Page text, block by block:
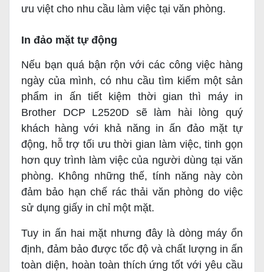
ưu việt cho nhu cầu làm việc tại văn phòng.
In đảo mặt tự động
Nếu bạn quá bận rộn với các công việc hàng
ngày của mình, có nhu cầu tìm kiếm một sản
phẩm in ấn tiết kiệm thời gian thì máy in
Brother DCP L2520D sẽ làm hài lòng quý
khách hàng với khả năng in ấn đảo mặt tự
động, hỗ trợ tối ưu thời gian làm việc, tinh gọn
hơn quy trình làm việc của người dùng tại văn
phòng. Không những thế, tính năng này còn
đảm bảo hạn chế rác thải văn phòng do việc
sử dụng giấy in chỉ một mặt.
Tuy in ấn hai mặt nhưng đây là dòng máy ổn
định, đảm bảo được tốc độ và chất lượng in ấn
toàn diện, hoàn toàn thích ứng tốt với yêu cầu